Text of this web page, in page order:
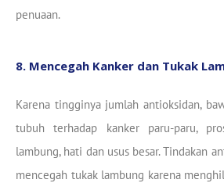
penuaan.
8. Mencegah Kanker dan Tukak
Karena tingginya jumlah antioksidan,
tubuh terhadap kanker paru-paru,
lambung, hati dan usus besar. Tindakan
mencegah tukak lambung karena